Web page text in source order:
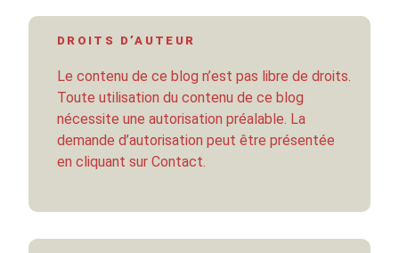
DROITS D’AUTEUR
Le contenu de ce blog n’est pas libre de droits.
Toute utilisation du contenu de ce blog
nécessite une autorisation préalable. La
demande d’autorisation peut être présentée
en cliquant sur Contact.